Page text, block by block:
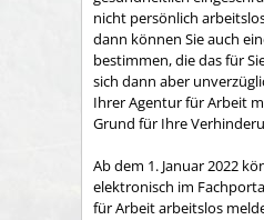
nicht persönlich
dann können Sie auch
bestimmen, die das für
sich dann aber
Ihrer Agentur für Arbeit
Grund für Ihre
Ab dem 1. Januar 2022
elektronisch im
für Arbeit arbeitslos